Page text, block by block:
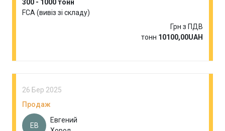
300 - 1000 тонн
FCA (вивіз зі складу)
Грн з ПДВ
тонн 10100,00UAH
26 Бер 2025
Продаж
ЕВ
Евгений